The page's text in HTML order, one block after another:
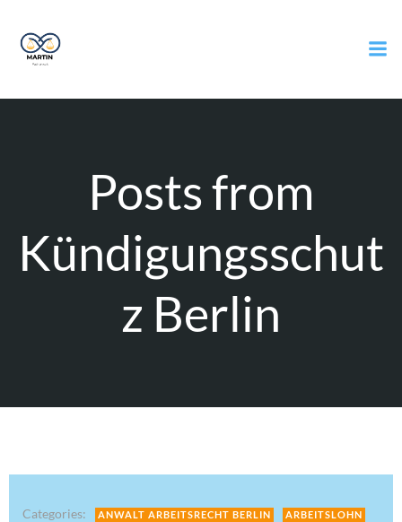
Posts from
Kündigungsschut
z Berlin
Categories: ANWALT ARBEITSRECHT BERLIN
ARBEITSLOHN